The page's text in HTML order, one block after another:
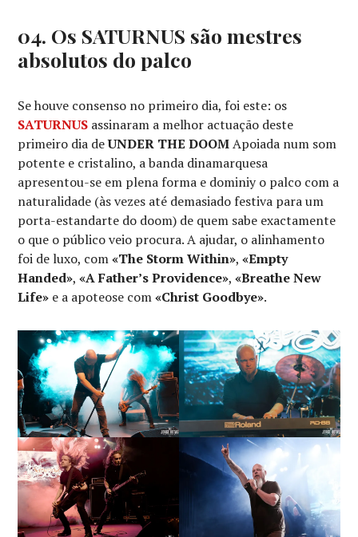
04. Os SATURNUS são mestres
absolutos do palco
Se houve consenso no primeiro dia, foi este: os
SATURNUS assinaram a melhor actuação deste
primeiro dia deUNDER THE DOOMApoiada num som
potente e cristalino, a banda dinamarquesa
apresentou-se em plena forma e dominiy o palco com a
naturalidade (às vezes até demasiado festiva para um
porta-estandarte do doom) de quem sabe exactamente
o que o público veio procura. A ajudar, o alinhamento
foi de luxo, com«The Storm Within»,«Empty
Handed»,«A Father’s Providence»,«Breathe New
Life» e a apoteose com«Christ Goodbye».